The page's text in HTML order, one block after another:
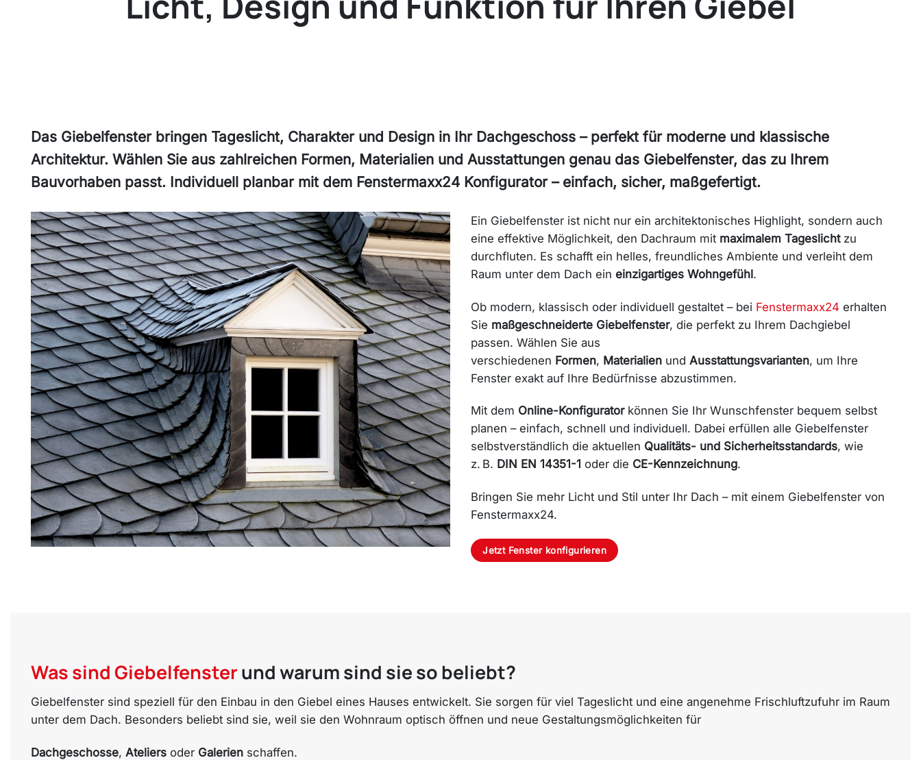
Das Giebelfenster bringen Tageslicht, Charakter und Design in Ihr Dachgeschoss – perfekt für moderne und klassische
Architektur. Wählen Sie aus zahlreichen Formen, Materialien und Ausstattungen genau das Giebelfenster, das zu Ihrem
Bauvorhaben passt. Individuell planbar mit dem Fenstermaxx24 Konfigurator – einfach, sicher, maßgefertigt.
Ein Giebelfenster ist nicht nur ein architektonisches Highlight, sondern auch
eine effektive Möglichkeit, den Dachraum mit maximalem Tageslichtzu
durchfluten. Es schafft ein helles, freundliches Ambiente und verleiht dem
Raum unter dem Dach ein einzigartiges Wohngefühl.
Ob modern, klassisch oder individuell gestaltet – bei Fenstermaxx24 erhalten
Sie maßgeschneiderte Giebelfenster, die perfekt zu Ihrem Dachgiebel
passen. Wählen Sie aus
verschiedenen Formen, Materialien und Ausstattungsvarianten, um Ihre
Fenster exakt auf Ihre Bedürfnisse abzustimmen.
Mit dem Online-Konfiguratorkönnen Sie Ihr Wunschfenster bequem selbst
planen – einfach, schnell und individuell. Dabei erfüllen alle Giebelfenster
selbstverständlich die aktuellen Qualitäts- und Sicherheitsstandards, wie
z. B. DIN EN 14351-1 oder die CE-Kennzeichnung.
Bringen Sie mehr Licht und Stil unter Ihr Dach – mit einem Giebelfenster von
Fenstermaxx24.
Jetzt Fenster konfigurieren
Was sind Giebelfensterund warum sind sie so beliebt?
Giebelfenster sind speziell für den Einbau in den Giebel eines Hauses entwickelt. Sie sorgen für viel Tageslicht und eine angenehme Frischluftzufuhr im Raum
unter dem Dach. Besonders beliebt sind sie, weil sie den Wohnraum optisch öffnen und neue Gestaltungsmöglichkeiten für
Dachgeschosse, Ateliers oder Galerien schaffen.